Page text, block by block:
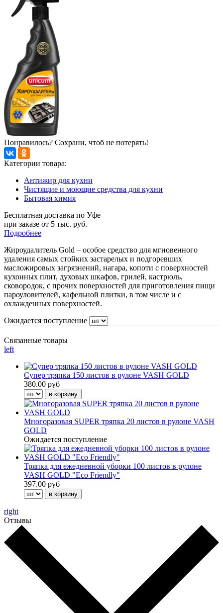
Понравилось? Сохрани, чтоб не потерять!
Категории товара:
Антижир для кухни
Чистящие и моющие средства для кухни
Бытовая химия
Бесплатная доставка по Уфе
при заказе от 5 тыс. руб.
Подробнее
Жироудалитель Gold – особое средство для мгновенного
удаления самых стойких застарелых и подгоревших
масложировых загрязнений, нагара, копоти с поверхностей
кухонных плит, духовых шкафов, грилей, кастрюль,
сковородок, с прочих поверхностей для приготовления пищи
пароуловителей, кафельной плитки, в том числе и с
охлажденных поверхностей.
Ожидается поступление
Связанные товары
left
Супер тряпка 150 листов в рулоне VASH GOLD
380.00 руб
Многоразовая SUPER тряпка 20 листов в рулоне VASH
GOLD
Ожидается поступление
Тряпка для ежедневной уборки 100 листов в рулоне
VASH GOLD "Eco Friendly"
397.00 руб
right
Отзывы